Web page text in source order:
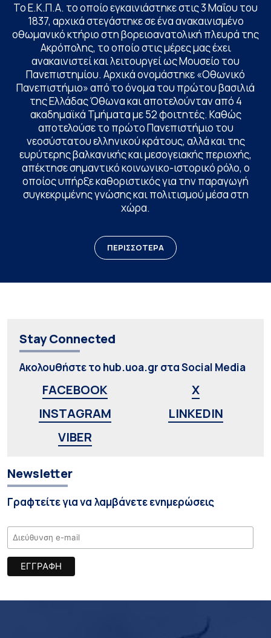
Το Ε.Κ.Π.Α. το οποίο εγκαινιάστηκε στις 3 Μαΐου του
1837, αρχικά στεγάστηκε σε ένα ανακαινισμένο
οθωμανικό κτήριο στη βορειοανατολική πλευρά της
Ακρόπολης, το οποίο στις μέρες μας έχει
ανακαινιστεί και λειτουργεί ως Μουσείο του
Πανεπιστημίου. Αρχικά ονομάστηκε «Οθωνικό
Πανεπιστήμιο» από το όνομα του πρώτου βασιλιά
της Ελλάδας Όθωνα και αποτελούνταν από 4
ακαδημαϊκά Τμήματα με 52 φοιτητές. Καθώς
αποτελούσε το πρώτο Πανεπιστήμιο του
νεοσύστατου ελληνικού κράτους, αλλά και της
ευρύτερης βαλκανικής και μεσογειακής περιοχής,
απέκτησε σημαντικό κοινωνικο-ιστορικό ρόλο, ο
οποίος υπήρξε καθοριστικός για την παραγωγή
συγκεκριμένης γνώσης και πολιτισμού μέσα στη
χώρα.
ΠΕΡΙΣΣΟΤΕΡΑ
Stay Connected
Ακολουθήστε το hub.uoa.gr στα Social Media
FACEBOOK
X
INSTAGRAM
LINKEDIN
VIBER
Newsletter
Γραφτείτε για να λαμβάνετε ενημερώσεις